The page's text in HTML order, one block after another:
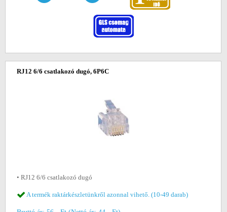
RJ12 6/6 csatlakozó dugó, 6P6C
• RJ12 6/6 csatlakozó dugó
A termék raktárkészletünkről azonnal vihető. (10-49 darab)